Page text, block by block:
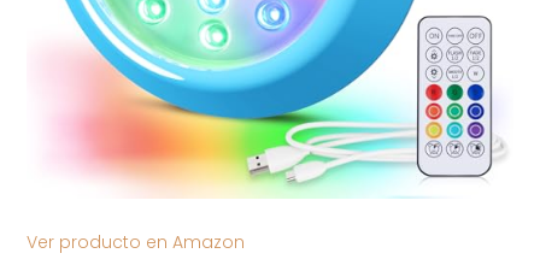
Ver producto en Amazon